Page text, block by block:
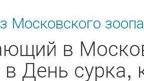
Московского
в
в День